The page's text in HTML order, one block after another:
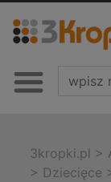
3kropki.pl >
> Dziecięce